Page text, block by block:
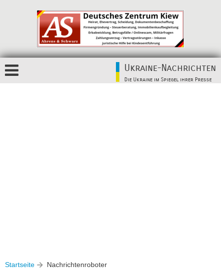
Ukraine-Nachrichten
Die Ukraine im Spiegel ihrer Presse
Startseite Nachrichtenroboter